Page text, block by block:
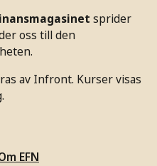
sprider
oss till den
av Infront. Kurser visas
EFN